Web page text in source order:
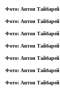
Фото: Антон Тайбарей
Фото: Антон Тайбарей
Фото: Антон Тайбарей
Фото: Антон Тайбарей
Фото: Антон Тайбарей
Фото: Антон Тайбарей
Фото: Антон Тайбарей